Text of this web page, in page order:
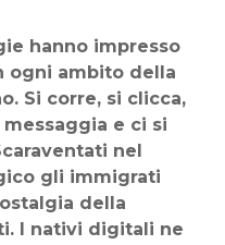
ogni ambito della
Si corre, si clicca,
e ci si
nel
gli immigrati
della
I nativi digitali ne